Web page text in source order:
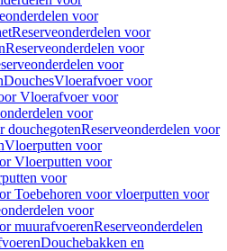
voor
Reserveonderdelen voor
Reserveonderdelen voor
voor
DouchesVloerafvoer voor
Vloerafvoer voor
voor
douchegotenReserveonderdelen voor
Vloerputten voor
Vloerputten voor
voor
Toebehoren voor vloerputten voor
voor
muurafvoerenReserveonderdelen
Douchebakken en